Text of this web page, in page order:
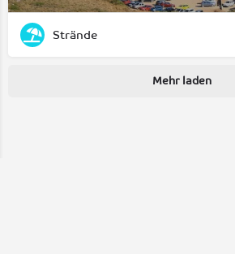
Strände
Mehr laden